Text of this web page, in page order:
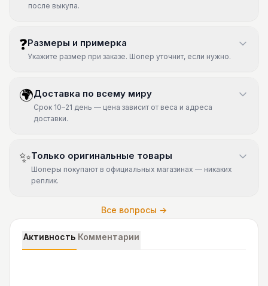
после выкупа.
❓Размеры и примерка
Укажите размер при заказе. Шопер уточнит, если нужно.
🌍Доставка по всему миру
Срок 10–21 день — цена зависит от веса и адреса
доставки.
✨Только оригинальные товары
Шоперы покупают в официальных магазинах — никаких
реплик.
Все вопросы →
Активность Комментарии